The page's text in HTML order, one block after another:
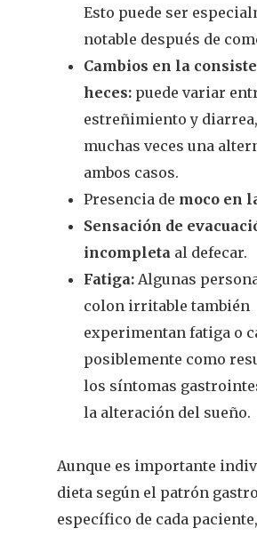
Esto puede ser
notable después de
Cambios en la
heces: puede variar
estreñimiento y
muchas veces una
ambos casos.
Presencia de moco en
Sensación de
incompleta al defecar.
Fatiga: Algunas
colon irritable también
experimentan fatiga o
posiblemente como
los síntomas
la alteración del sueño.
Aunque es importante
dieta según el patrón
específico de cada